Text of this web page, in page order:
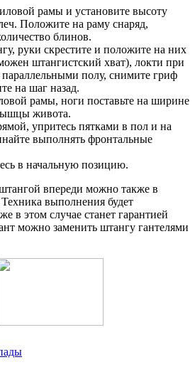
рамы и установите высоту
Положите на раму снаряд,
блинов.
руки скрестите и положите на них
штангистский хват), локти при
полу, снимите гриф
на шаг назад.
рамы, ноги поставьте на ширине
живота.
упритесь пятками в пол и на
выполнять фронтальные
в начальную позицию.
впереди можно также в
выполнения будет
в этом случае станет гарантией
можно заменить штангу гантелями